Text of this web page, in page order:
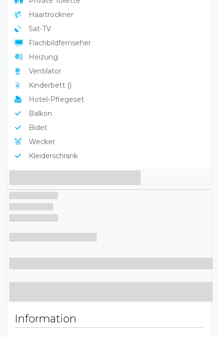
Haartrockner
Sat-TV
Flachbildfernseher
Heizung
Ventilator
Kinderbett ()
Hotel-Pflegeset
Balkon
Bidet
Wecker
Kleiderschrank
Information